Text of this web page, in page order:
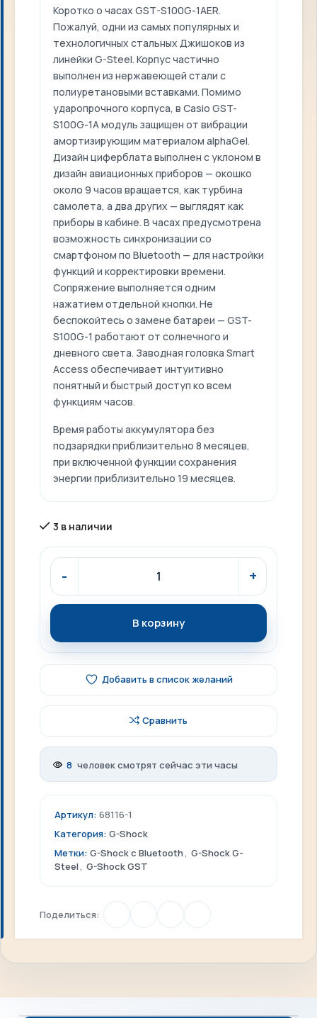
Коротко о часах GST-S100G-1AER.
Пожалуй, одни из самых популярных и
технологичных стальных Джишоков из
линейки G-Steel. Корпус частично
выполнен из нержавеющей стали с
полиуретановыми вставками. Помимо
ударопрочного корпуса, в Casio GST-
S100G-1A модуль защищен от вибрации
амортизирующим материалом alphaGel.
Дизайн циферблата выполнен с уклоном в
дизайн авиационных приборов — окошко
около 9 часов вращается, как турбина
самолета, а два других — выглядят как
приборы в кабине. В часах предусмотрена
возможность синхронизации со
смартфоном по Bluetooth — для настройки
функций и корректировки времени.
Сопряжение выполняется одним
нажатием отдельной кнопки. Не
беспокойтесь о замене батареи — GST-
S100G-1 работают от солнечного и
дневного света. Заводная головка Smart
Access обеспечивает интуитивно
понятный и быстрый доступ ко всем
функциям часов.
Время работы аккумулятора без
подзарядки приблизительно 8 месяцев,
при включенной функции сохранения
энергии приблизительно 19 месяцев.
3 в наличии
В корзину
Добавить в список желаний
Сравнить
8 человек смотрят сейчас эти часы
Артикул: 68116-1
Категория: G-Shock
Метки: G-Shock c Bluetooth, G-Shock G-
Steel, G-Shock GST
Поделиться: